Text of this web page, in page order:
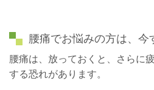
腰痛でお悩みの方は、今
腰痛は、放っておくと、さらに
する恐れがあります。